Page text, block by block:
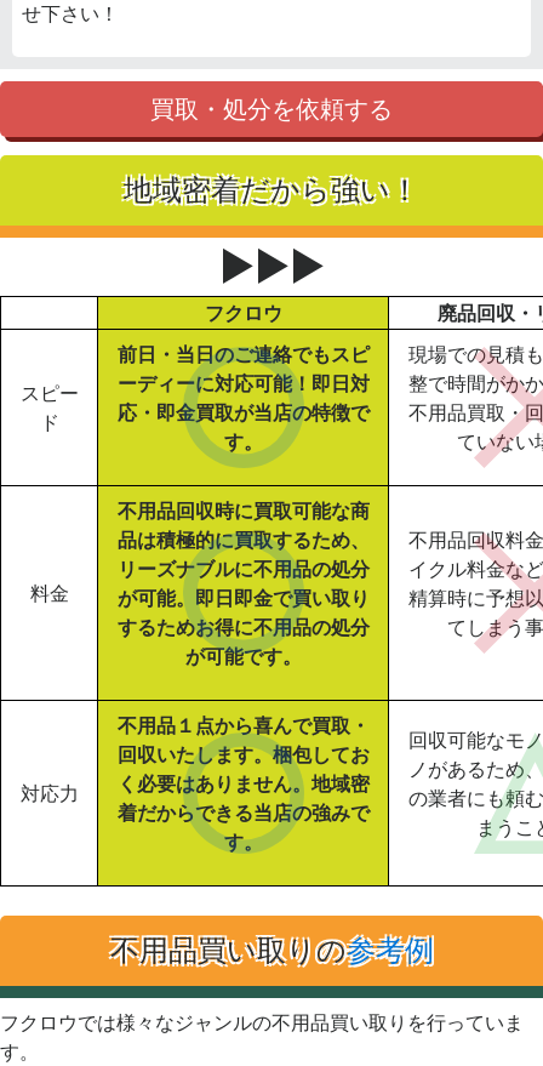
せ下さい！
買取・処分を依頼する
地域密着だから強い！
▶▶▶
フクロウ 廃品回収・
スピー
ド
前日・当日のご連絡でもスピ
ーディーに対応可能！即日対
応・即金買取が当店の特徴で
す。
現場での見積
整で時間がか
不用品買取・
ていない
料金
不用品回収時に買取可能な商
品は積極的に買取するため、
リーズナブルに不用品の処分
が可能。即日即金で買い取り
するためお得に不用品の処分
が可能です。
不用品回収料
イクル料金な
精算時に予想
てしまう
対応力
不用品１点から喜んで買取・
回収いたします。梱包してお
く必要はありません。地域密
着だからできる当店の強みで
す。
回収可能なモ
ノがあるため
の業者にも頼
まうこ
不用品買い取りの参考例
フクロウでは様々なジャンルの不用品買い取りを行っていま
す。